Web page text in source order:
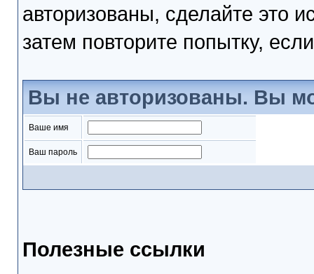
авторизованы, сделайте это
затем повторите попытку,
Вы не авторизованы. Вы
Ваше имя
Ваш пароль
Полезные ссылки